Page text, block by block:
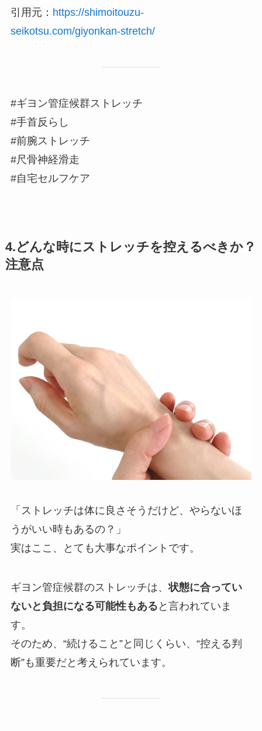
引用元： https://shimoitouzu-
seikotsu.com/giyonkan-stretch/
#ギヨン管症候群ストレッチ
#手首反らし
#前腕ストレッチ
#尺骨神経滑走
#自宅セルフケア
4.どんな時にストレッチを控えるべきか？
注意点
「ストレッチは体に良さそうだけど、やらないほ
うがいい時もあるの？」
実はここ、とても大事なポイントです。
ギヨン管症候群のストレッチは、状態に合ってい
ないと負担になる可能性もある と言われていま
す。
そのため、“続けること”と同じくらい、“控える判
断”も重要だと考えられています。